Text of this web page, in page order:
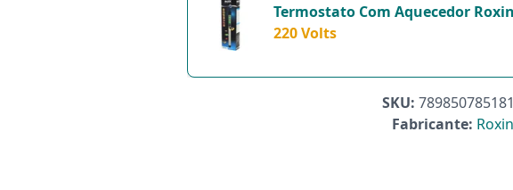
Termostato Com Aquecedor Roxin
Unidade - 220 Volts
220 Volts
SKU:
Fabricante: Roxin